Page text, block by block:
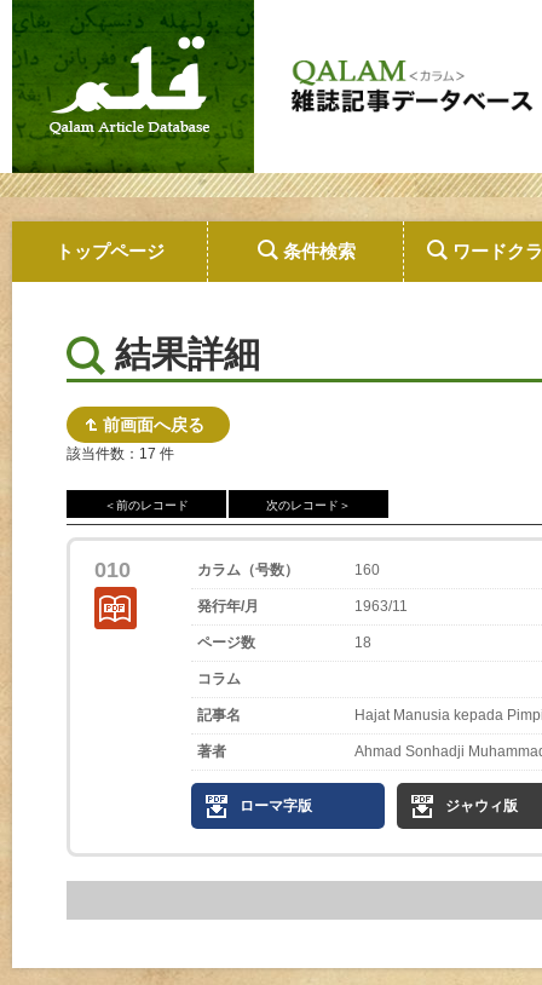
トップページ 条件検索 ワードク
結果詳細
前画面へ戻る
該当件数：17 件
＜前のレコード 次のレコード＞
010 カラム（号数） 160
発行年/月 1963/11
ページ数 18
コラム
記事名 Hajat Manusia kepada
著者 Ahmad Sonhadji
ローマ字版 ジャウィ版